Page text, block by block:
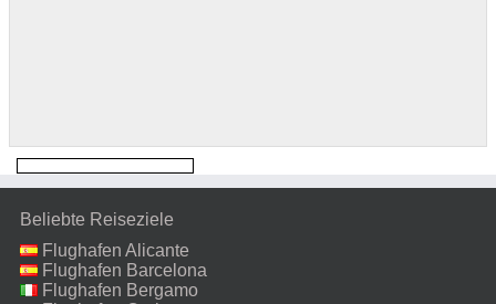
Beliebte Reiseziele
Flughafen Alicante
Flughafen Barcelona
Flughafen Bergamo